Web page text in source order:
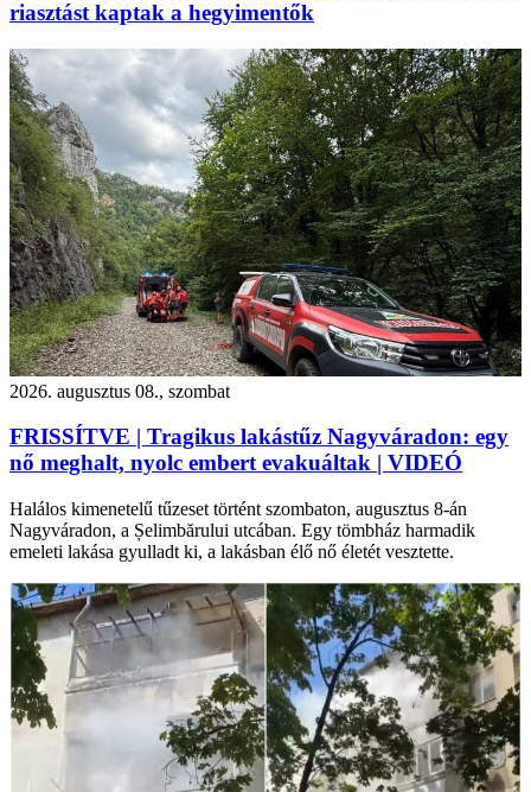
riasztást kaptak a hegyimentők
2026. augusztus 08., szombat
FRISSÍTVE | Tragikus lakástűz Nagyváradon: egy
nő meghalt, nyolc embert evakuáltak | VIDEÓ
Halálos kimenetelű tűzeset történt szombaton, augusztus 8-án
Nagyváradon, a Șelimbărului utcában. Egy tömbház harmadik
emeleti lakása gyulladt ki, a lakásban élő nő életét vesztette.